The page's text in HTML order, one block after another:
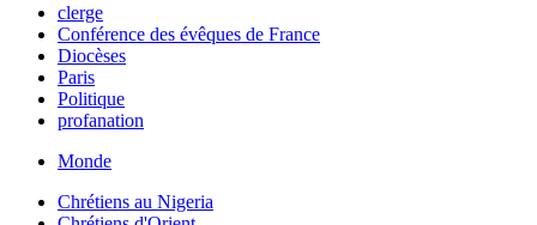
clerge
Conférence des évêques de France
Diocèses
Paris
Politique
profanation
Monde
Chrétiens au Nigeria